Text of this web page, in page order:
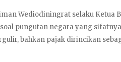
Wediodiningrat selaku Ketua
pungutan negara yang
bahkan pajak dirincikan